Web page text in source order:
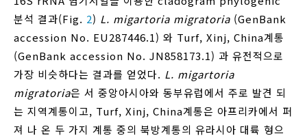
분석 결과(Fig. 2) L. migartoria migratoria (GenBank
accession No. EU287446.1) 와 Turf, Xinj, China계통
(GenBank accession No. JN858173.1) 과 유전적으로
가장 비슷하다는 결과를 얻었다. L. migartoria
migratoria은 서 중앙아시아와 동부유럽에서 주로 발견 되
는 지역계통이고, Turf, Xinj, China계통은 아프리카에서 퍼
져 나 온 두 가지 계통 중의 북방계통의 유라시아 대륙 형으